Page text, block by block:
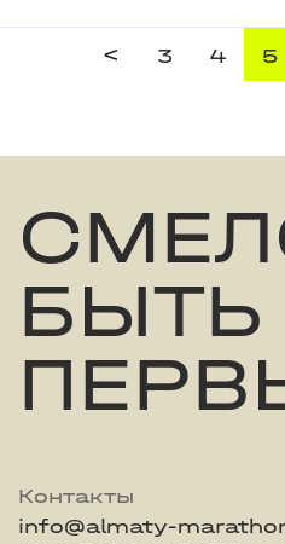
< 3 4 5
БЫТЬ
Контакты
info@almaty-